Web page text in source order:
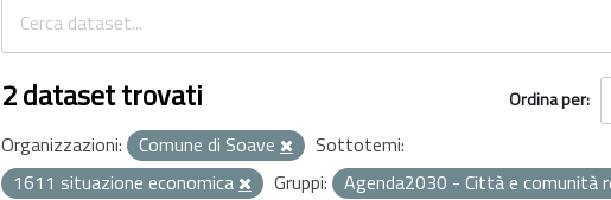
Ordina per
2 dataset trovati
Organizzazioni: Comune di Soave
Sottotemi:
1611 situazione economica
Gruppi: Agenda2030 - Città e comunità